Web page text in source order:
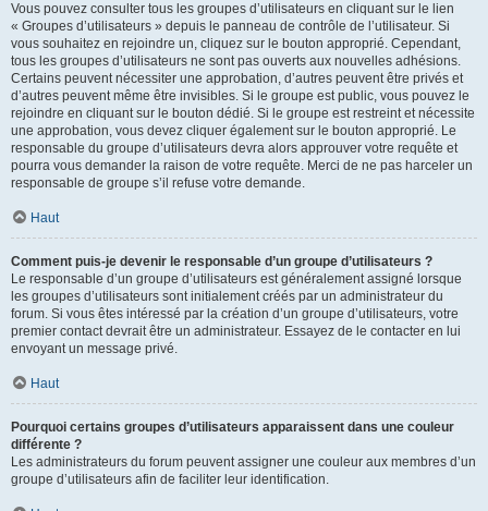
Vous pouvez consulter tous les groupes d’utilisateurs en cliquant sur le lien
« Groupes d’utilisateurs » depuis le panneau de contrôle de l’utilisateur. Si
vous souhaitez en rejoindre un, cliquez sur le bouton approprié. Cependant,
tous les groupes d’utilisateurs ne sont pas ouverts aux nouvelles adhésions.
Certains peuvent nécessiter une approbation, d’autres peuvent être privés et
d’autres peuvent même être invisibles. Si le groupe est public, vous pouvez le
rejoindre en cliquant sur le bouton dédié. Si le groupe est restreint et nécessite
une approbation, vous devez cliquer également sur le bouton approprié. Le
responsable du groupe d’utilisateurs devra alors approuver votre requête et
pourra vous demander la raison de votre requête. Merci de ne pas harceler un
responsable de groupe s’il refuse votre demande.
Haut
Comment puis-je devenir le responsable d’un groupe d’utilisateurs ?
Le responsable d’un groupe d’utilisateurs est généralement assigné lorsque
les groupes d’utilisateurs sont initialement créés par un administrateur du
forum. Si vous êtes intéressé par la création d’un groupe d’utilisateurs, votre
premier contact devrait être un administrateur. Essayez de le contacter en lui
envoyant un message privé.
Haut
Pourquoi certains groupes d’utilisateurs apparaissent dans une couleur
différente ?
Les administrateurs du forum peuvent assigner une couleur aux membres d’un
groupe d’utilisateurs afin de faciliter leur identification.